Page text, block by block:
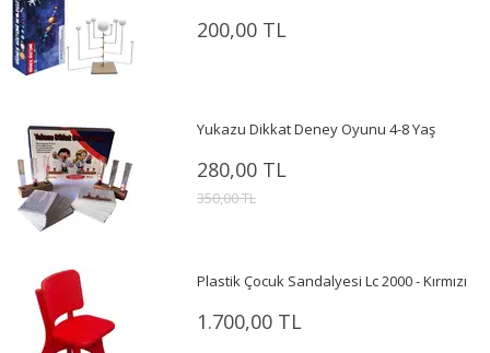
200,00 TL
Yukazu Dikkat Deney Oyunu 4-8 Yaş
280,00 TL
350,00 TL
Plastik Çocuk Sandalyesi Lc 2000 - Kırmızı
1.700,00 TL